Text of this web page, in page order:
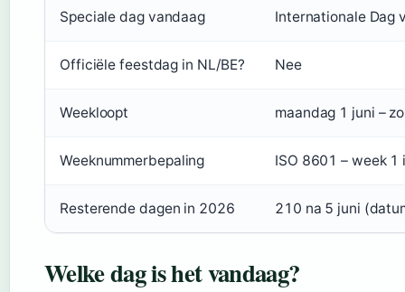
Speciale dag vandaag Internationale Dag
Officiële feestdag in NL/BE? Nee
Weekloopt maandag 1 juni –
Weeknummerbepaling ISO 8601 – week
Resterende dagen in 2026 210 na 5 juni
Welke dag is het vandaag?